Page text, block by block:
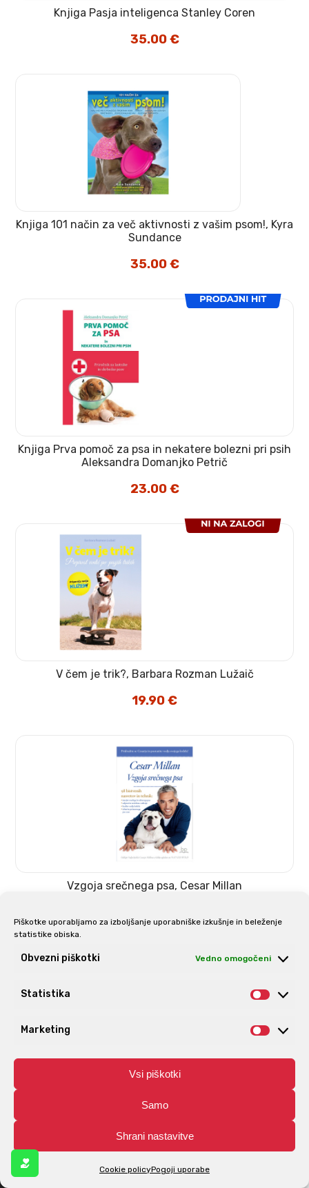
Piškotke uporabljamo za izboljšanje uporabniške izkušnje in beleženje
statistike obiska.
Obvezni piškotki Vedno omogočeni
Statistika
Marketing
Vsi piškotki
Samo
Shrani nastavitve
Cookie policyPogoji uporabe
FILTER KATEGORIJA
Knjiga Pasja inteligenca Stanley Coren
35.00€
Knjiga 101 način za več aktivnosti z vašim psom!, Kyra
Sundance
35.00€
Knjiga Prva pomoč za psa in nekatere bolezni pri psih
Aleksandra Domanjko Petrič
23.00€
V čem je trik?, Barbara Rozman Lužaič
19.90€
Vzgoja srečnega psa, Cesar Millan